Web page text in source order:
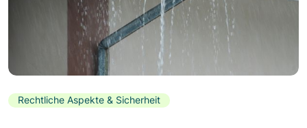
Rechtliche Aspekte & Sicherheit